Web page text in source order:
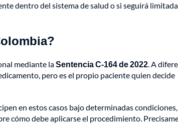
dentro del sistema de salud o si seguirá
mediante laSentencia C-164 de 2022. A
pero es el propio paciente quien decide
en estos casos bajo determinadas condiciones,
cómo debe aplicarse el procedimiento.